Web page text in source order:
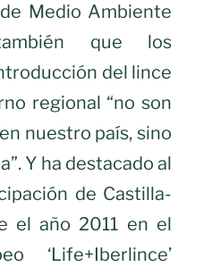
Medio Ambiente
que los
del lince
regional “no son
nuestro país, sino
Y ha destacado al
de Castilla-
el año 2011 en el
‘Life+Iberlince’